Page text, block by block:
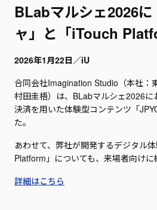
BLabマルシェ2026
ャ」と「iTouch
2026年1月22日／iU
合同会社Imagination Studio（本社：
村田圭梧）は、BLabマルシェ2026に
決済を用いた体験型コンテンツ「
た。
あわせて、弊社が開発するデジタル
Platform」についても、来場者向けに
詳細はこちら